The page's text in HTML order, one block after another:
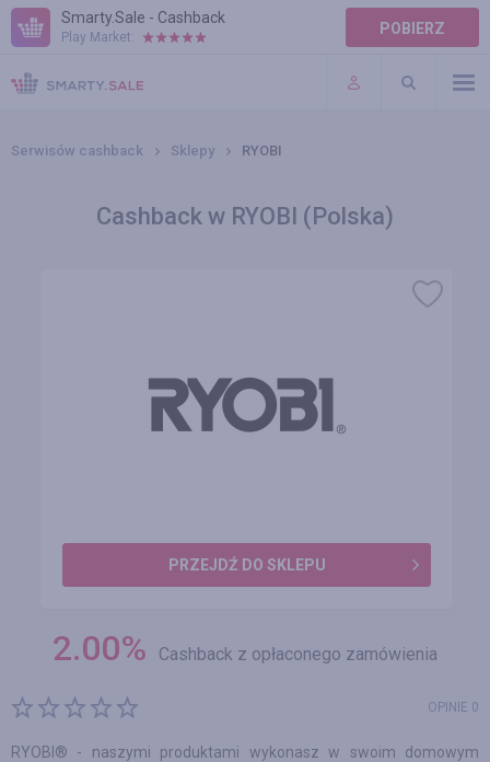
Smarty.Sale - Cashback
Play Market: POBIERZ
POMOC
WARUNKI
Serwisów cashback Sklepy RYOBI
Cashback w RYOBI (Polska)
PRZEJDŹ DO SKLEPU
2.00% Cashback z opłaconego zamówienia
OPINIE 0
RYOBI® - naszymi produktami wykonasz w swoim domowym